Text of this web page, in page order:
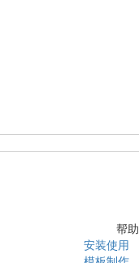
帮助
安装使用